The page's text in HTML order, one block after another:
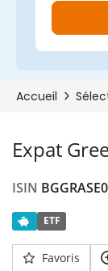
Expat
ISIN
ETF
Favoris